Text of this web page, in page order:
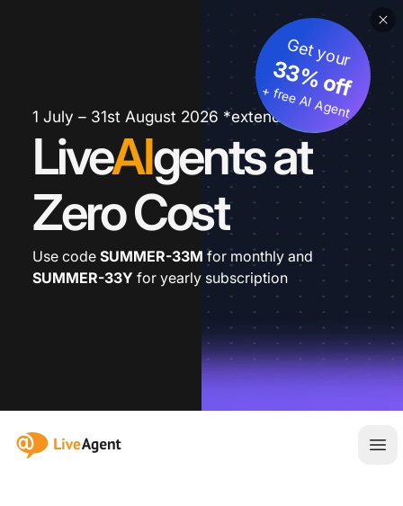
1 July – 31st August 2026 *extended
LiveAIgents at
Zero Cost
Get your
33% off
+ free AI Agent
Use code SUMMER-33M for monthly and
SUMMER-33Y for yearly subscription
:site.title